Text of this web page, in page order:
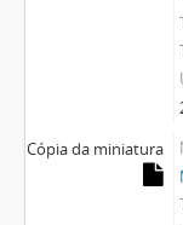
Cópia da miniatura